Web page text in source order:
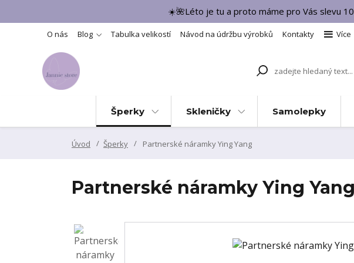
☀️🌺Léto je tu a proto máme pro Vás slevu
O nás Blog Tabulka velikostí Návod na údržbu výrobků Kontakty Více
Šperky Skleničky Samolepky
Úvod Šperky Partnerské náramky Ying Yang
Partnerské náramky Ying Yang